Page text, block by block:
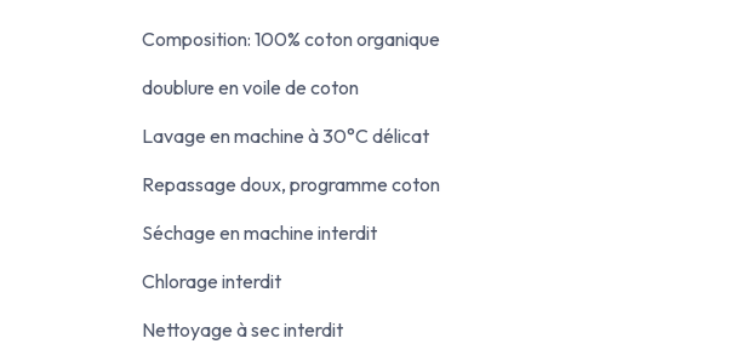
Composition: 100% coton organique
doublure en voile de coton
Lavage en machine à 30°C délicat
Repassage doux, programme coton
Séchage en machine interdit
Chlorage interdit
Nettoyage à sec interdit